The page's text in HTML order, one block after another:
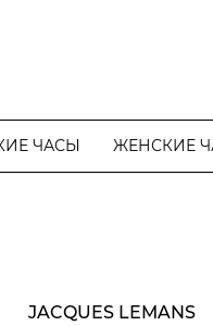
ЧАСЫ ЖЕНСКИЕ
JACQUES LEMANS